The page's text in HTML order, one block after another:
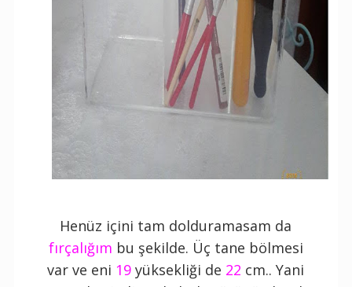
Henüz içini tam dolduramasam da
fırçalığım bu şekilde. Üç tane bölmesi
var ve eni 19 yüksekliği de 22 cm.. Yani